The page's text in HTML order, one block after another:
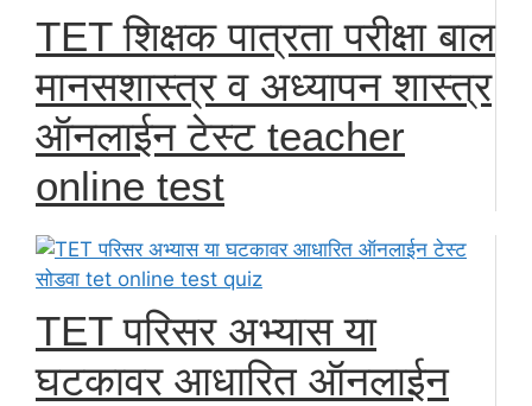
TET शिक्षक पात्रता परीक्षा बाल
मानसशास्त्र व अध्यापन शास्त्र
ऑनलाईन टेस्ट teacher
online test
TET परिसर अभ्यास या
घटकावर आधारित ऑनलाईन